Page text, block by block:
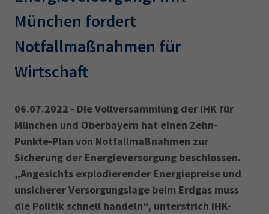
Leichte Sprache
IHK regional
Presse
EN
IHK Akademie
AdA
34d
Prüfungstermine
Wirtschaftsfachwirt
34f
Sachkundeprüfung
Berichtsheft
34i
Betriebswirt
München fordert
Notfallmaßnahmen für
Wirtschaft
06.07.2022 - Die Vollversammlung der IHK für
München und Oberbayern hat einen Zehn-
Punkte-Plan von Notfallmaßnahmen zur
Sicherung der Energieversorgung beschlossen.
„Angesichts explodierender Energiepreise und
unsicherer Versorgungslage beim Erdgas muss
die Politik schnell handeln“, unterstrich IHK-